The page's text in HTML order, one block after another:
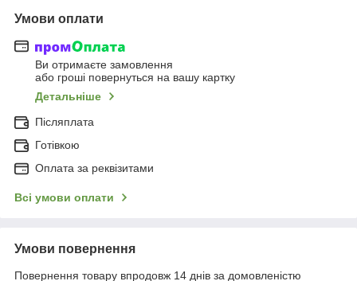
Умови оплати
Ви отримаєте замовлення
або гроші повернуться на вашу картку
Детальніше
Післяплата
Готівкою
Оплата за реквізитами
Всі умови оплати
Умови повернення
Повернення товару впродовж 14 днів за домовленістю